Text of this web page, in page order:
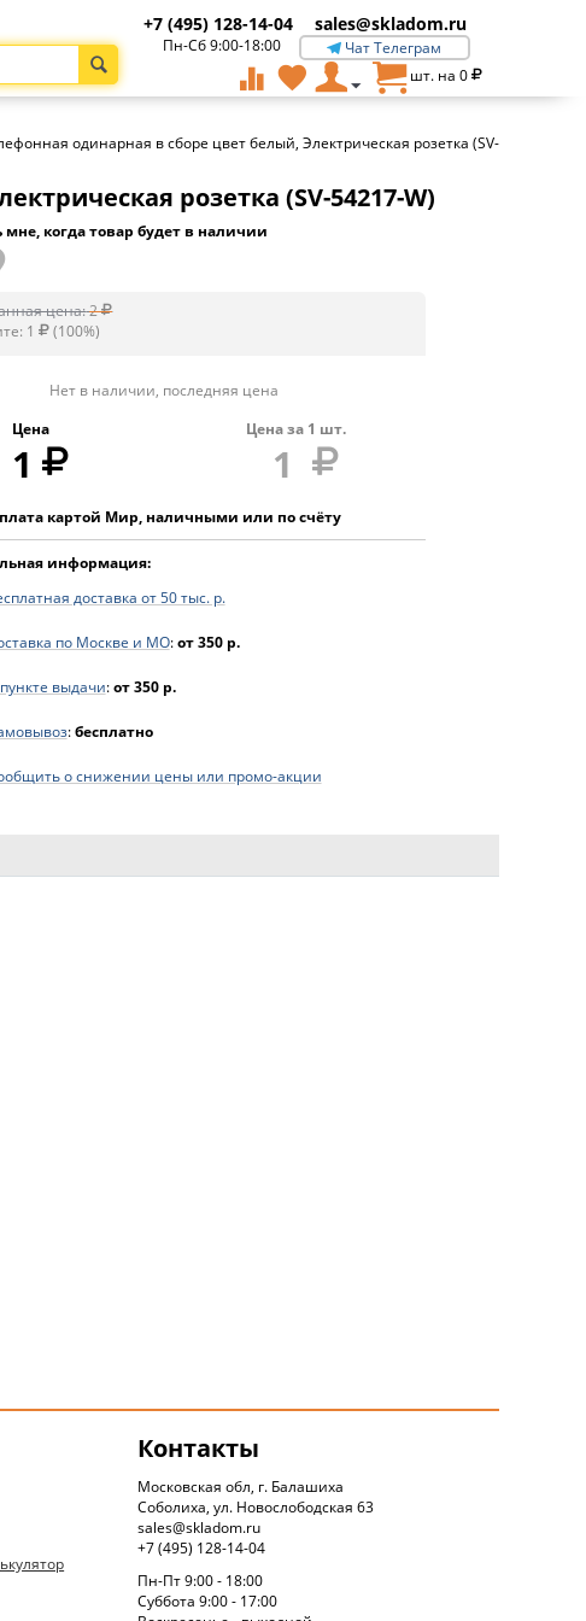
+7 (495) 128-14-04 sales@skladom.ru
Пн-Сб 9:00-18:00
Чат Телеграм
шт. на 0
одинарная в сборе цвет белый, Электрическая розетка (SV-
розетка (SV-54217-W)
когда товар будет в наличии
цена:2
1 (100%)
Нет в наличии, последняя цена
Цена
1
Цена за 1 шт.
1
картой Мир, наличными или по счёту
информация:
доставка от 50 тыс. р.
по Москве и МО:от 350 р.
выдачи:от 350 р.
:бесплатно
о снижении цены или промо-акции
Контакты
Московская обл, г. Балашиха
Соболиха, ул. Новослободская 63
sales@skladom.ru
+7 (495) 128-14-04
Пн-Пт 9:00 - 18:00
Суббота 9:00 - 17:00